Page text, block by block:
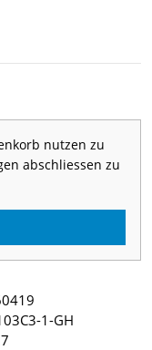
nutzen zu
abschliessen zu
1-GH